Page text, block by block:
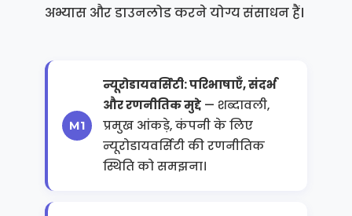
अभ्यास और डाउनलोड करने योग्य संसाधन हैं।
न्यूरोडायवर्सिटी: परिभाषाएँ, संदर्भ
और रणनीतिक मुद्दे— शब्दावली,
प्रमुख आंकड़े, कंपनी के लिए
न्यूरोडायवर्सिटी की रणनीतिक
स्थिति को समझना।